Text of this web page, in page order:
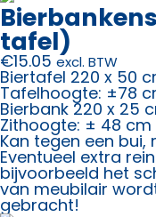
tafel)
€15.05 excl. BTW
Biertafel 220 x 50
Tafelhoogte: ±78
Bierbank 220 x 25
Zithoogte: ± 48 cm
Kan tegen een bui,
Eventueel extra
bijvoorbeeld het
van meubilair
gebracht!